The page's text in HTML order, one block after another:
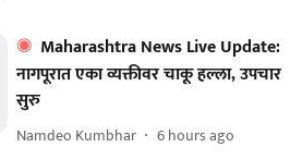
Maharashtra News Live Update:
नागपूरात एका व्यक्तीवर चाकू हल्ला, उपचार
सुरु
Namdeo Kumbhar 6 hours ago